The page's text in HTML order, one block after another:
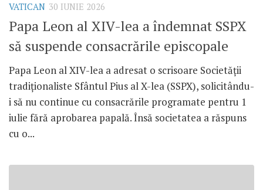
VATICAN 30 IUNIE 2026
Papa Leon al XIV-lea a îndemnat SSPX
să suspende consacrările episcopale
Papa Leon al XIV-lea a adresat o scrisoare Societății
tradiționaliste Sfântul Pius al X-lea (SSPX), solicitându-
i să nu continue cu consacrările programate pentru 1
iulie fără aprobarea papală. Însă societatea a răspuns
cu o...